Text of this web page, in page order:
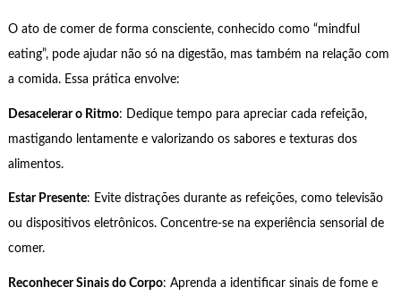
O ato de comer de forma consciente, conhecido como “mindful
eating”, pode ajudar não só na digestão, mas também na relação com
a comida. Essa prática envolve:
Desacelerar o Ritmo: Dedique tempo para apreciar cada refeição,
mastigando lentamente e valorizando os sabores e texturas dos
alimentos.
Estar Presente: Evite distrações durante as refeições, como televisão
ou dispositivos eletrônicos. Concentre-se na experiência sensorial de
comer.
Reconhecer Sinais do Corpo: Aprenda a identificar sinais de fome e